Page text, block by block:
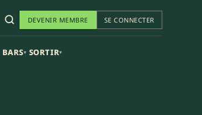
DEVENIR MEMBRE SE CONNECTER
BARS▾ SORTIR▾